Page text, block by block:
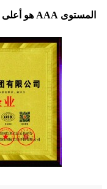
المستوى AAA هو أعلى مستوى.